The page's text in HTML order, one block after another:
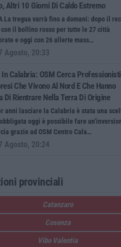
Altri 10 Giorni Di Caldo Estremo
La tregua varrà fino a domani: dopo il
il bollino rosso per tutte le 27 città
e oggi con 26 allerte mass…
Agosto, 20:33
In Calabria: OSM Cerca Professionisti
Che Vivono Al Nord E Che Hanno
Di Rientrare Nella Terra Di Origine
anni lasciare la Calabria è stata una
oggi è possibile fare
grazie ad OSM Centro Cala…
Agosto, 20:24
provinciali
Catanzaro
Cosenza
Vibo Valentia